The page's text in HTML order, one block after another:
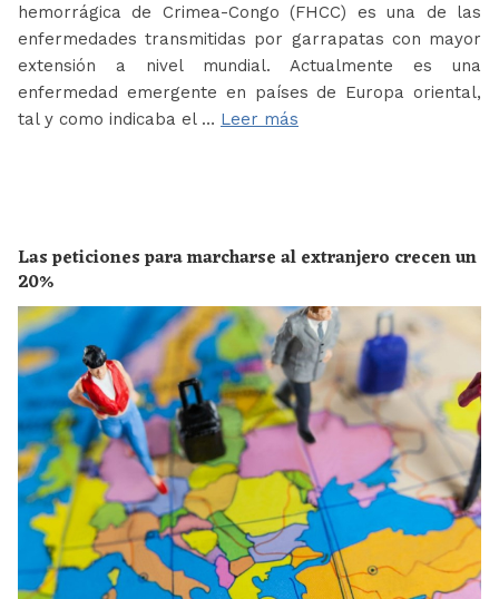
hemorrágica de Crimea-Congo (FHCC) es una de las
enfermedades transmitidas por garrapatas con mayor
extensión a nivel mundial. Actualmente es una
enfermedad emergente en países de Europa oriental,
tal y como indicaba el … Leer más
Las peticiones para marcharse al extranjero crecen un
20%